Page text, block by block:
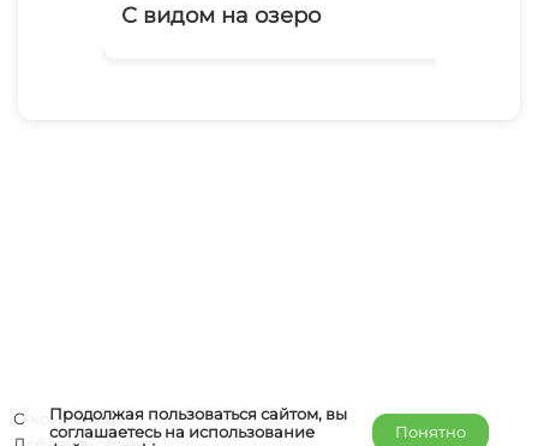
С видом на озеро
Продолжая пользоваться сайтом, вы
соглашаетесь на использование
Понятно
О компании